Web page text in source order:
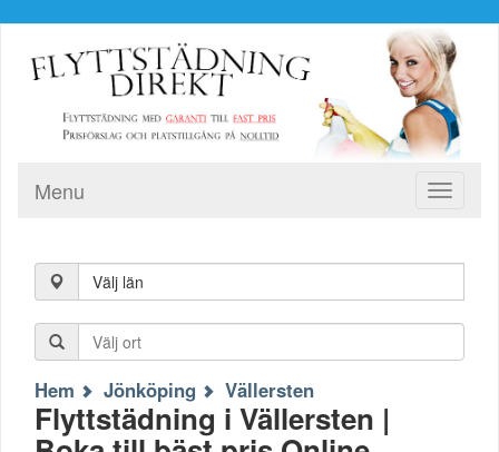
Toggle
Menu
Välj län
Hem Jönköping Vällersten
Flyttstädning i Vällersten |